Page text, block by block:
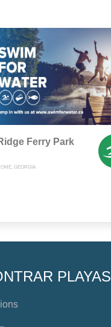
Ferry Park
GEORGIA
PLAYAS